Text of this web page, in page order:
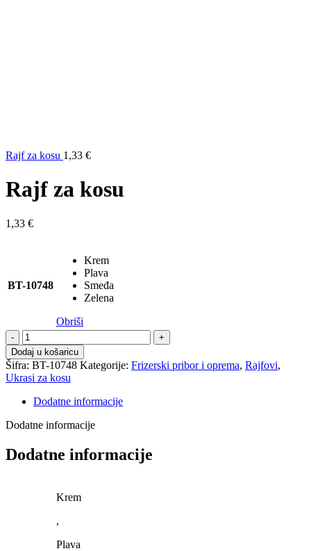
Rajf za kosu 1,33 €
Rajf za kosu
1,33 €
BT-10748
Krem
Plava
Smeđa
Zelena
Obriši
Rajf
za
kosu
količina
Dodaj u košaricu
Šifra: BT-10748 Kategorije: Frizerski pribor i oprema, Rajfovi,
Ukrasi za kosu
Dodatne informacije
Dodatne informacije
Dodatne informacije
Krem
,
Plava